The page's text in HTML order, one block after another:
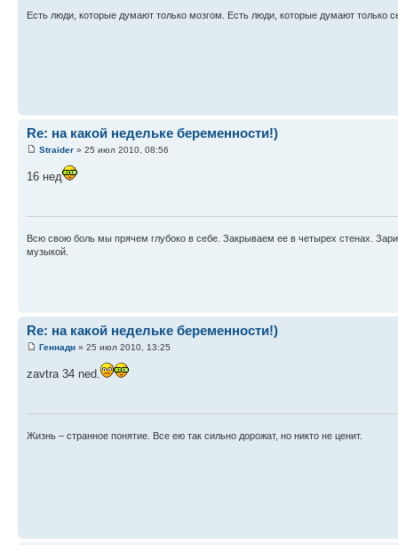
Есть люди, которые думают только мозгом. Есть люди, которые думают только
Re: на какой недельке беременности!)
Straider » 25 июл 2010, 08:56
16 нед
Всю свою боль мы прячем глубоко в себе. Закрываем ее в четырех стенах.
музыкой.
Re: на какой недельке беременности!)
Геннади » 25 июл 2010, 13:25
zavtra 34 ned.
Жизнь – странное понятие. Все ею так сильно дорожат, но никто не ценит.